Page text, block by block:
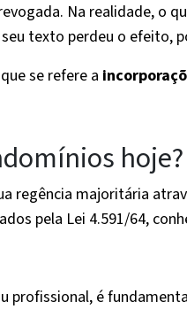
Na realidade, o
texto perdeu o efeito,
se refere a
hoje?
regência majoritária
pela Lei 4.591/64,
profissional, é